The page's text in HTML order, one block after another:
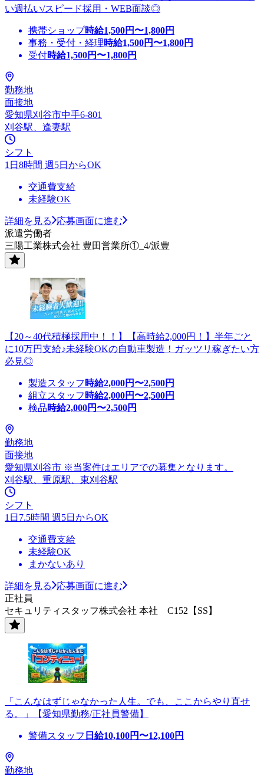
い週払い/スピード採用・WEB面談◎
携帯ショップ時給1,500円〜1,800円
事務・受付・経理時給1,500円〜1,800円
受付時給1,500円〜1,800円
勤務地
面接地
愛知県刈谷市中手6-801
刈谷駅、逢妻駅
シフト
1日8時間 週5日からOK
交通費支給
未経験OK
詳細を見る
応募画面に進む
派遣労働者
三陽工業株式会社 豊田営業所①_4/派豊
【20～40代積極採用中！！】【高時給2,000円！】半年ごと
に10万円支給♪未経験OKの自動車製造！ガッツリ稼ぎたい方
必見◎
製造スタッフ 時給2,000円〜2,500円
組立スタッフ 時給2,000円〜2,500円
検品時給2,000円〜2,500円
勤務地
面接地
愛知県刈谷市 ※当案件はエリアでの募集となります。
刈谷駅、重原駅、東刈谷駅
シフト
1日7.5時間 週5日からOK
交通費支給
未経験OK
まかないあり
詳細を見る
応募画面に進む
正社員
セキュリティスタッフ株式会社 本社 C152【SS】
「こんなはずじゃなかった人生。でも、ここからやり直せ
る。」【愛知県勤務/正社員警備】
警備スタッフ 日給10,100円〜12,100円
勤務地